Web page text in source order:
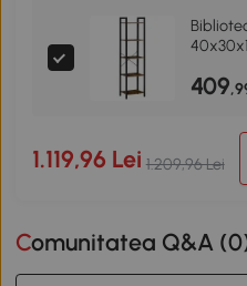
409
1.119,96 Lei 1.209,96 Lei
Comunitatea Q&A (0